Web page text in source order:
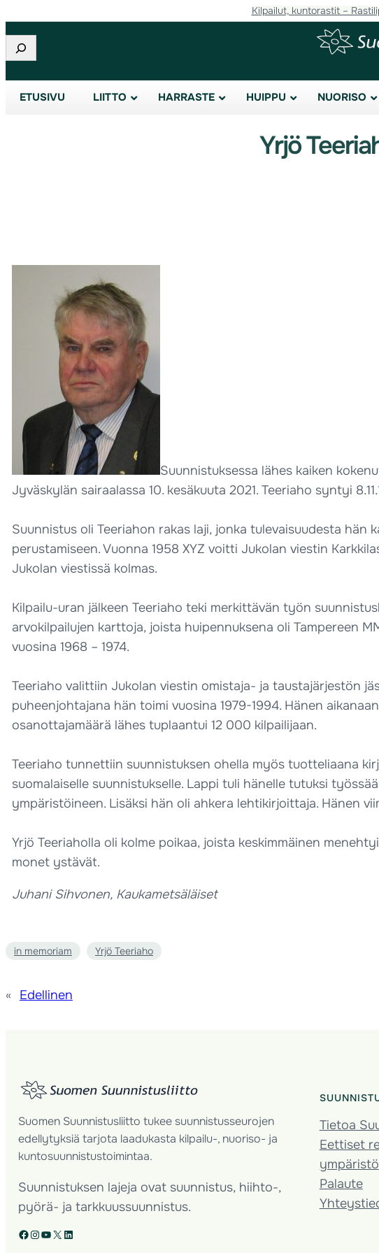
Kilpailut, kuntorastit –
Etsi
ETUSIVU LIITTO HARRASTE HUIPPU NUORISO
Yrjö
Suunnistuksessa lähes kaiken
Jyväskylän sairaalassa 10. kesäkuuta 2021. Teeriaho syntyi
Suunnistus oli Teeriahon rakas laji, jonka tulevaisuudesta
perustamiseen. Vuonna 1958 XYZ voitti Jukolan viestin
Jukolan viestissä kolmas.
Kilpailu-uran jälkeen Teeriaho teki merkittävän työn
arvokilpailujen karttoja, joista huipennuksena oli Tampereen
vuosina 1968 – 1974.
Teeriaho valittiin Jukolan viestin omistaja- ja taustajärjestön
puheenjohtajana hän toimi vuosina 1979-1994. Hänen
osanottajamäärä lähes tuplaantui 12 000 kilpailijaan.
Teeriaho tunnettiin suunnistuksen ohella myös tuotteliaana
suomalaiselle suunnistukselle. Lappi tuli hänelle tutuksi
ympäristöineen. Lisäksi hän oli ahkera lehtikirjoittaja. Hänen
Yrjö Teeriaholla oli kolme poikaa, joista keskimmäinen
monet ystävät.
Juhani Sihvonen, Kaukametsäläiset
in memoriam Yrjö Teeriaho
« Edellinen
Suomen Suunnistusliitto tukee suunnistusseurojen
edellytyksiä tarjota laadukasta kilpailu-, nuoriso- ja
kuntosuunnistustoimintaa.
Suunnistuksen lajeja ovat suunnistus, hiihto-,
pyörä- ja tarkkuussuunnistus.
Facebook Instagram YouTube X LinkedIn
Tietoa
Eettiset
ympäristö
Palaute